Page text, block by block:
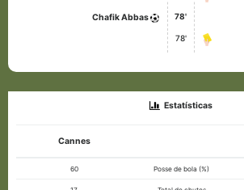
Chafik Abbas 78'
78'
Estatísticas
Cannes
60 Posse de bola (%)